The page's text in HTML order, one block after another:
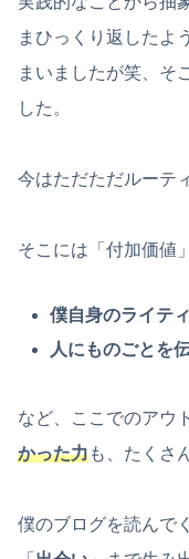
まひっくり返したよ
まいましたが笑、そ
した。
今はただただルーテ
そこには「付加価値
僕自身のライテ
人にものごとを
など、ここでのアウ
かった力も、たくさ
僕のブログを読んで